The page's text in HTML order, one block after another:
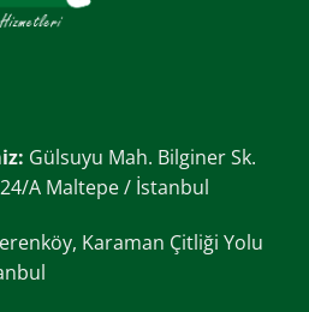
Gülsuyu Mah. Bilginer Sk.
A Maltepe / İstanbul
Karaman Çitliği Yolu